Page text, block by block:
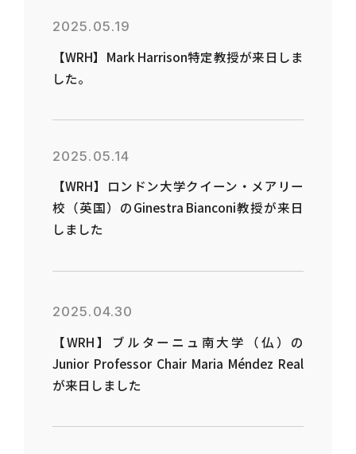
2025.05.19
【WRH】Mark Harrison特定教授が来日しま
した。
2025.05.14
【WRH】ロンドン大学クイーン・メアリー
校（英国）のGinestra Bianconi教授が来日
しました
2025.04.30
【WRH】ブルターニュ南大学（仏）の
Junior Professor Chair Maria Méndez Real
が来日しました